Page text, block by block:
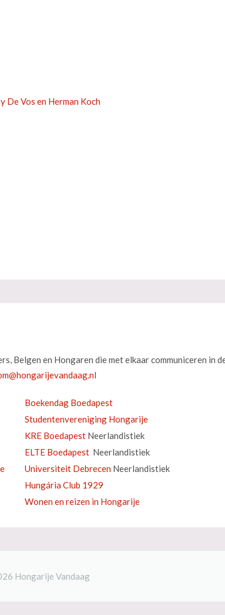
De Vos en Herman Koch
Belgen en Hongaren die met elkaar communiceren in
Boekendag Boedapest
Studentenvereniging Hongarije
KRE Boedapest Neerlandistiek
ELTE Boedapest Neerlandistiek
Universiteit Debrecen Neerlandistiek
Hungária Club 1929
Wonen en reizen in Hongarije
Hongarije Vandaag